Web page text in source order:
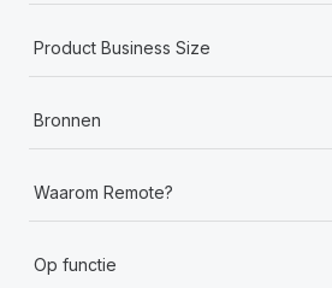
Product Business Size
Bronnen
Waarom Remote?
Op functie